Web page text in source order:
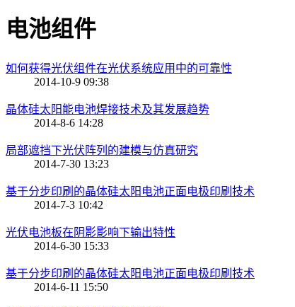
电池组件
如何获得光伏组件在光伏系统应用中的可靠性
2014-10-9 09:38
晶体硅太阳能电池焊接技术及其发展趋势
2014-8-6 14:28
局部遮挡下光伏阵列的建模与仿真研究
2014-7-30 13:23
基于分步印刷的晶体硅太阳电池正面电极印刷技术
2014-7-3 10:42
光伏电池板在阴影影响下输出特性
2014-6-30 15:33
基于分步印刷的晶体硅太阳电池正面电极印刷技术
2014-6-11 15:50